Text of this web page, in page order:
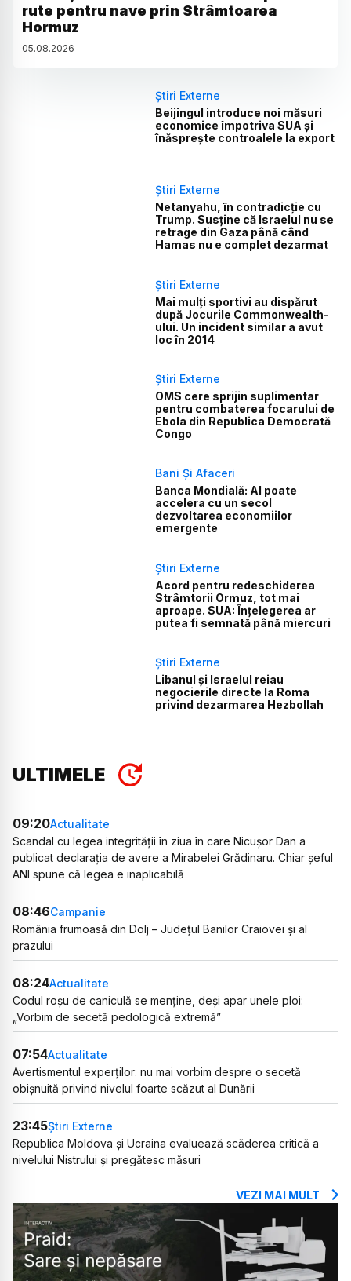
rute pentru nave prin Strâmtoarea
Hormuz
05.08.2026
Știri Externe
Beijingul introduce noi măsuri
economice împotriva SUA și
înăsprește controalele la export
Știri Externe
Netanyahu, în contradicție cu
Trump. Susține că Israelul nu se
retrage din Gaza până când
Hamas nu e complet dezarmat
Știri Externe
Mai mulți sportivi au dispărut
după Jocurile Commonwealth-
ului. Un incident similar a avut
loc în 2014
Știri Externe
OMS cere sprijin suplimentar
pentru combaterea focarului de
Ebola din Republica Democrată
Congo
Bani Și Afaceri
Banca Mondială: AI poate
accelera cu un secol
dezvoltarea economiilor
emergente
Știri Externe
Acord pentru redeschiderea
Strâmtorii Ormuz, tot mai
aproape. SUA: Înțelegerea ar
putea fi semnată până miercuri
Știri Externe
Libanul și Israelul reiau
negocierile directe la Roma
privind dezarmarea Hezbollah
ULTIMELE
09:20Actualitate
Scandal cu legea integrității în ziua în care Nicușor Dan a
publicat declarația de avere a Mirabelei Grădinaru. Chiar șeful
ANI spune că legea e inaplicabilă
08:46Campanie
România frumoasă din Dolj – Județul Banilor Craiovei și al
prazului
08:24Actualitate
Codul roșu de caniculă se menține, deși apar unele ploi:
„Vorbim de secetă pedologică extremă”
07:54Actualitate
Avertismentul experților: nu mai vorbim despre o secetă
obișnuită privind nivelul foarte scăzut al Dunării
23:45Știri Externe
Republica Moldova și Ucraina evaluează scăderea critică a
nivelului Nistrului și pregătesc măsuri
VEZI MAI MULT